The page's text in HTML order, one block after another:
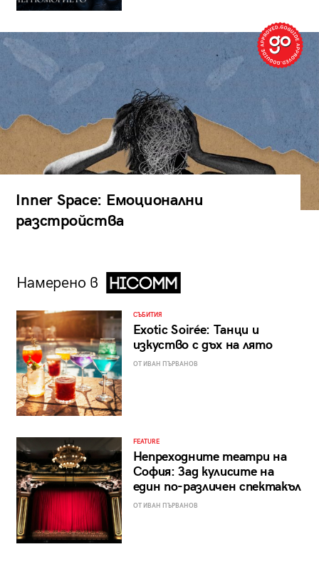
Inner Space: Емоционални
разстройства
Намерено в
СЪБИТИЯ
Exotic Soirée: Танци и
изкуство с дъх на лято
ОТ ИВАН ПЪРВАНОВ
FEATURE
Непреходните театри на
София: Зад кулисите на
един по-различен спектакъл
ОТ ИВАН ПЪРВАНОВ